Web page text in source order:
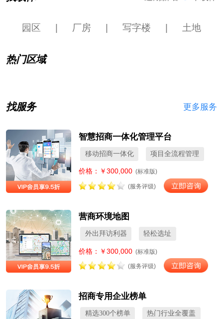
园区 厂房 写字楼 土地
热门区域
找服务 更多服务
智慧招商一体化管理平台
移动招商一体化 项目全流程管理
价格：￥300,000 (标准版)
(服务评级)
营商环境地图
外出拜访利器 轻松选址
价格：￥300,000 (标准版)
(服务评级)
招商专用企业榜单
精选300个榜单 热门行业全覆盖